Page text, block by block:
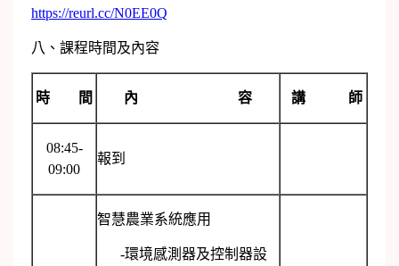
https://reurl.cc/N0EE0Q
八、課程時間及內容
時 間 內 容 講 師
08:45-
09:00
報到
智慧農業系統應用
-環境感測器及控制器設